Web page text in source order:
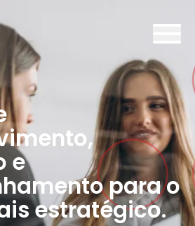
e
para o
estratégico.